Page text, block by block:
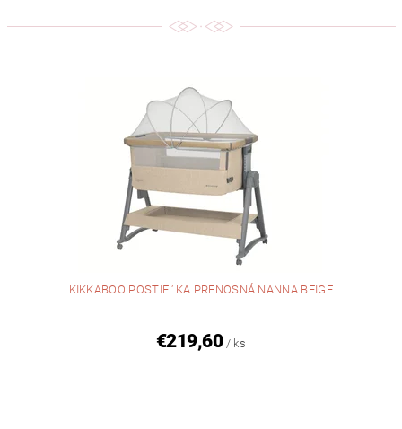
KIKKABOO POSTIEĽKA PRENOSNÁ NANNA BEIGE
€219,60 / ks